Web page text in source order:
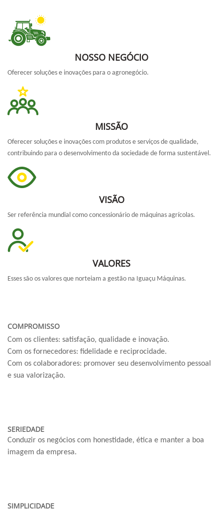
NOSSO NEGÓCIO
Oferecer soluções e inovações para o agronegócio.
MISSÃO
Oferecer soluções e inovações com produtos e serviços de qualidade,
contribuindo para o desenvolvimento da sociedade de forma sustentável.
VISÃO
Ser referência mundial como concessionário de máquinas agrícolas.
VALORES
Esses são os valores que norteiam a gestão na Iguaçu Máquinas.
COMPROMISSO
Com os clientes: satisfação, qualidade e inovação.
Com os fornecedores: fidelidade e reciprocidade.
Com os colaboradores: promover seu desenvolvimento pessoal
e sua valorização.
SERIEDADE
Conduzir os negócios com honestidade, ética e manter a boa
imagem da empresa.
SIMPLICIDADE